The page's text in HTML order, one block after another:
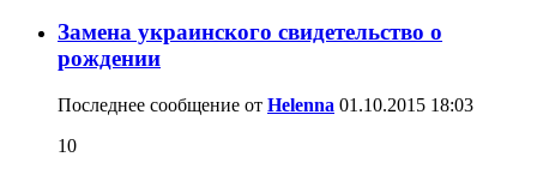
Замена украинского свидетельство о
рождении
Последнее сообщение от Helenna 01.10.2015 18:03
10